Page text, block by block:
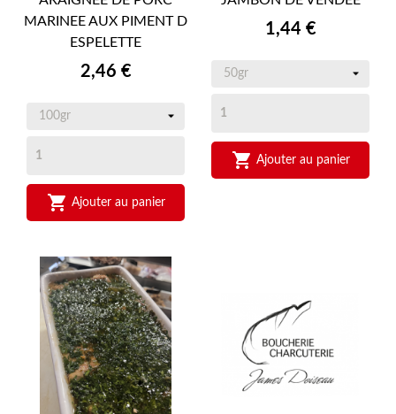
MARINEE AUX PIMENT D
ESPELETTE
Prix
2,46 €
 Ajouter au panier
Prix
1,44 €
 Ajouter au panier